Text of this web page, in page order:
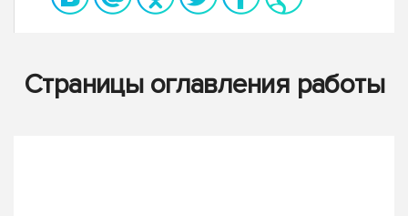
Страницы оглавления работы